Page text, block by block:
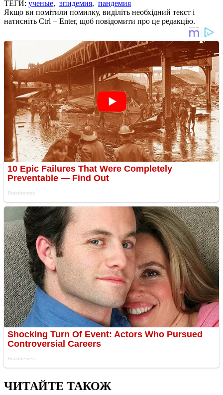
ТЕГИ: ученые, эпидемия, пандемия
Якщо ви помітили помилку, виділіть необхідний текст і
натисніть Ctrl + Enter, щоб повідомити про це редакцію.
ЧИТАЙТЕ ТАКОЖ